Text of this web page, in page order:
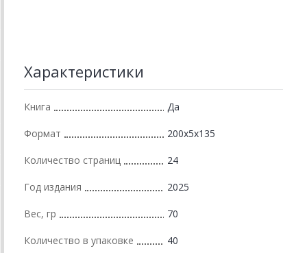
Характеристики
Книга Да
Формат 200x5x135
Количество страниц 24
Год издания 2025
Вес, гр 70
Количество в упаковке 40